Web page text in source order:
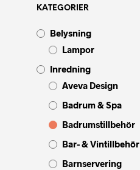
KATEGORIER
Belysning
Lampor
Inredning
Aveva Design
Badrum & Spa
Badrumstillbehör
Bar- & Vintillbehör
Barnservering